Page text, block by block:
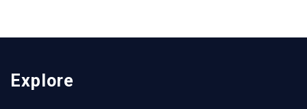
Explore